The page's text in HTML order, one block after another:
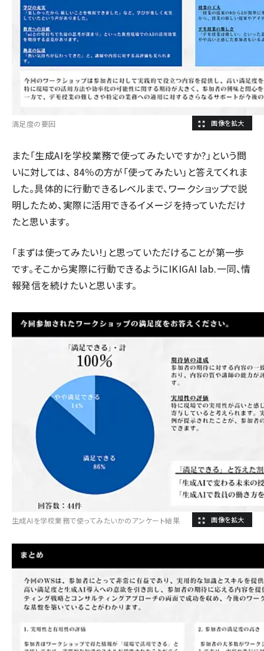
満足度の要因
また「生成AIを学校業務で使ってみたいですか?」という問
いに対しては、 84％の方が「使ってみたい」と答えてくれま
した。具体的に行動できるレベルまで、ワークショップで説
明したため、実際に活用できるイメージを持っていただけ
たと思います。
「まずは使ってみたい!」と思っていただけることが第一歩
です。そこから実際に行動できるようにIKIGAI lab.一同、情
報発信を続けたいと思います。
生成AIを学校業務で使ってみたいかのアンケート結果